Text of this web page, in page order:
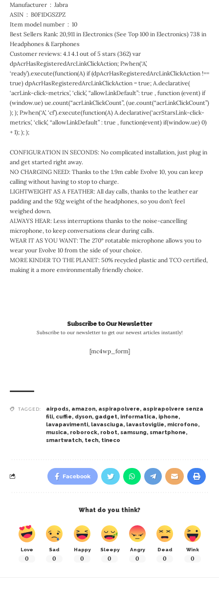
Manufacturer ‏ : ‎ Jabra
ASIN ‏ : ‎ B0F1DGSZPZ
Item model number ‏ : ‎ 10
Best Sellers Rank: 20,911 in Electronics (See Top 100 in Electronics) 738 in
Headphones & Earphones
Customer reviews: 4.1 4.1 out of 5 stars (362) var
dpAcrHasRegisteredArcLinkClickAction; P.when(‘A’,
‘ready’).execute(function(A) if (dpAcrHasRegisteredArcLinkClickAction !==
true) dpAcrHasRegisteredArcLinkClickAction = true; A.declarative(
‘acrLink-click-metrics’, ‘click’, “allowLinkDefault”: true , function (event) if
(window.ue) ue.count(“acrLinkClickCount”, (ue.count(“acrLinkClickCount”)
); ); P.when(‘A’, ‘cf’).execute(function(A) A.declarative(‘acrStarsLink-click-
metrics’, ‘click’, “allowLinkDefault” : true , function(event) if(window.ue) 0)
+ 1); ); );
CONFIGURATION IN SECONDS: No complicated installation, just plug in
and get started right away.
NO CHARGING NEED: Thanks to the 1.9m cable Evolve 10, you can keep
calling without having to stop to charge.
LIGHTWEIGHT AS A FEATHER: All day calls, thanks to the leather ear
padding and the 92g weight of the headphones, so you don’t feel
weighed down.
ALWAYS HEAR: Less interruptions thanks to the noise-cancelling
microphone, to keep conversations clear during calls.
WEAR IT AS YOU WANT: The 270° rotatable microphone allows you to
wear your Evolve 10 from the side of your choice.
MORE KINDER TO THE PLANET: 50% recycled plastic and TCO certified,
making it a more environmentally friendly choice.
Subscribe to Our Newsletter
Subscribe to our newsletter to get our newest articles instantly!
[mc4wp_form]
TAGGED: airpods, amazon, aspirapolvere, aspirapolvere senza
fili, cuffie, dyson, gadget, informatica, iphone,
lavapavimenti, lavasciuga, lavastoviglie, microfono,
musica, roborock, robot, samsung, smartphone,
smartwatch, tech, tineco
Facebook
What do you think?
Love
0
Sad
0
Happy
0
Sleepy
0
Angry
0
Dead
0
Wink
0